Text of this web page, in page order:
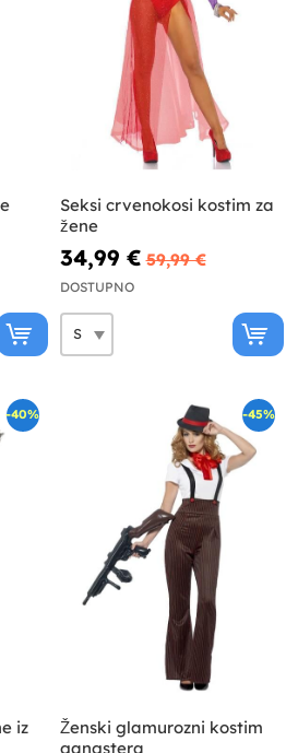
Seksi crvenokosi kostim za
žene
34,99 € 59,99 €
DOSTUPNO
-40%
iz
-45%
Ženski glamurozni kostim
gangstera